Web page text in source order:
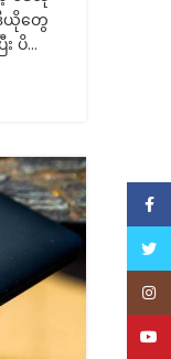
ယိုတွေ
ပိ...